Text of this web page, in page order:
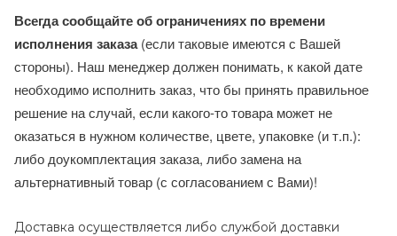
Всегда сообщайте об ограничениях по времени
исполнения заказа(если таковые имеются с Вашей
стороны). Наш менеджер должен понимать, к какой дате
необходимо исполнить заказ, что бы принять правильное
решение на случай, если какого-то товара может не
оказаться в нужном количестве, цвете, упаковке (и т.п.):
либо доукомплектация заказа, либо замена на
альтернативный товар (с согласованием с Вами)!
Доставка осуществляется либо службой доставки